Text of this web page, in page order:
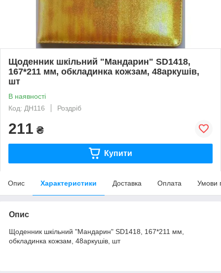
Щоденник шкільний "Мандарин" SD1418,
167*211 мм, обкладинка кожзам, 48аркушів,
шт
В наявності
Код: ДН116
Роздріб
211 ₴
Купити
Опис Характеристики Доставка Оплата Умови
Опис
Щоденник шкільний "Мандарин" SD1418, 167*211 мм,
обкладинка кожзам, 48аркушів, шт